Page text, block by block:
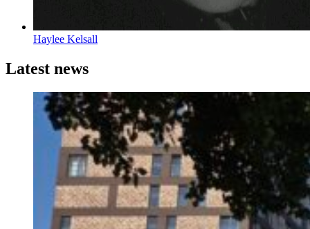
Haylee Kelsall
Latest news